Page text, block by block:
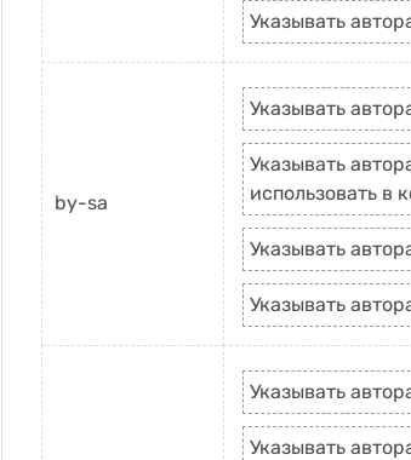
Указывать
by-sa
Указывать
Указывать
использовать в
Указывать
Указывать
Указывать
Указывать